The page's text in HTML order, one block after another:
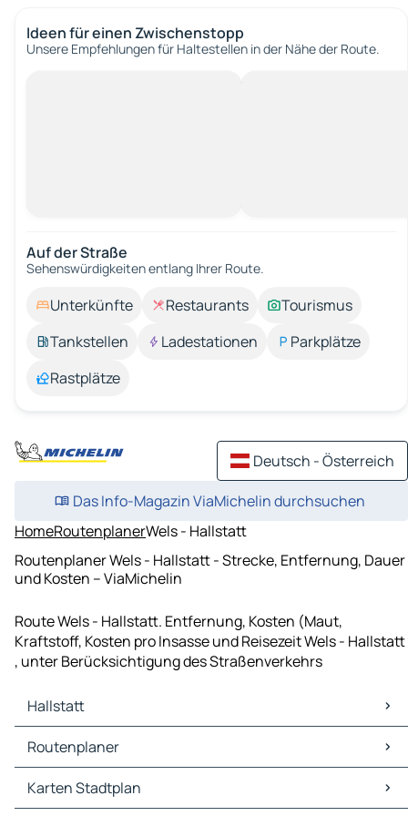
Ideen für einen Zwischenstopp
Unsere Empfehlungen für Haltestellen in der Nähe der Route.
Auf der Straße
Sehenswürdigkeiten entlang Ihrer Route.
Unterkünfte Restaurants
Tourismus
Tankstellen
Ladestationen
Parkplätze
Rastplätze
Deutsch - Österreich
Das Info-Magazin ViaMichelin durchsuchen
HomeRoutenplanerWels - Hallstatt
Routenplaner Wels - Hallstatt - Strecke, Entfernung, Dauer
und Kosten – ViaMichelin
Route Wels - Hallstatt. Entfernung, Kosten (Maut,
Kraftstoff, Kosten pro Insasse und Reisezeit Wels - Hallstatt
, unter Berücksichtigung des Straßenverkehrs
Hallstatt
Hallstatt Karten Stadtplan
Hallstatt Verkehr
Hallstatt Hotels
Hallstatt Restaurants
Routenplaner
Routenplaner Hallstatt - Ramsau
Routenplaner Hallstatt - Gosau
Karten Stadtplan